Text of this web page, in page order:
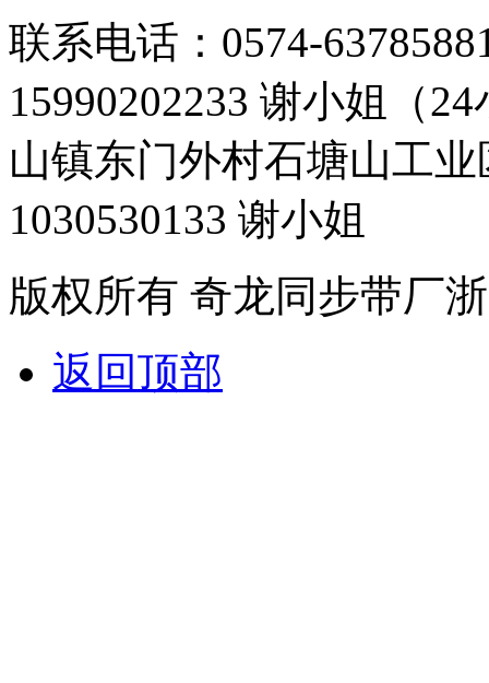
联系电话：0574-
15990202233 谢小姐（
山镇东门外村石塘山工
1030530133 谢小姐
版权所有 奇龙同步带厂
返回顶部